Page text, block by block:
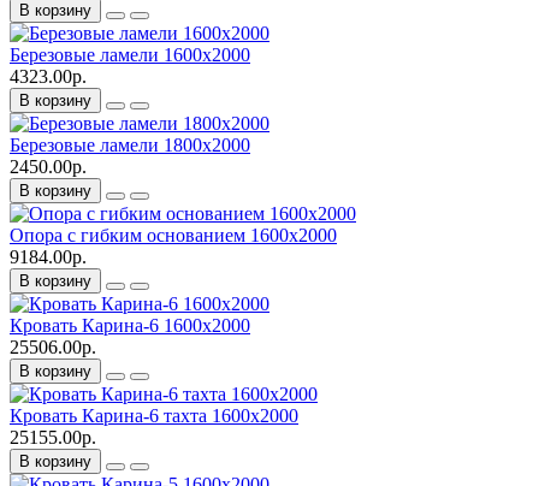
В корзину
Березовые ламели 1600х2000
4323.00р.
В корзину
Березовые ламели 1800х2000
2450.00р.
В корзину
Опора с гибким основанием 1600х2000
9184.00р.
В корзину
Кровать Карина-6 1600х2000
25506.00р.
В корзину
Кровать Карина-6 тахта 1600х2000
25155.00р.
В корзину